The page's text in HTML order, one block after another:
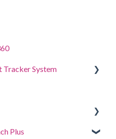
bekijken
Tracker System
Plus